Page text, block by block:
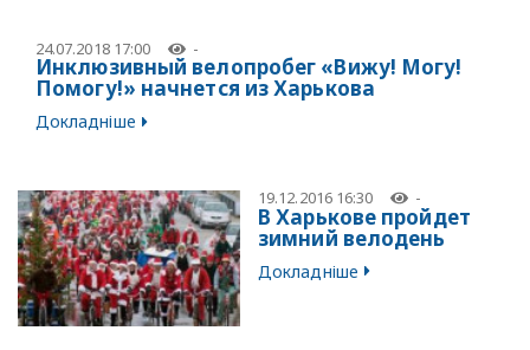
24.07.2018 17:00 -
Инклюзивный велопробег «Вижу! Могу!
Помогу!» начнется из Харькова
Докладніше
19.12.2016 16:30 -
В Харькове пройдет
зимний велодень
Докладніше